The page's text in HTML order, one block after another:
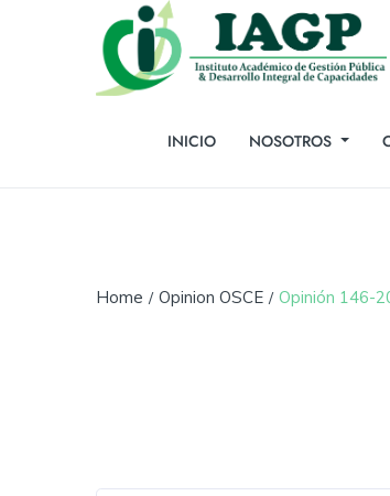
INICIO NOSOTROS
Home Opinion OSCE Opinión 146-